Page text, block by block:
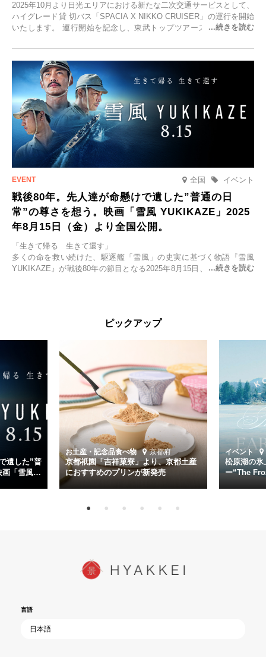
2025年10月より日光エリアにおける新たな二次交通サービスとして、
ハイグレード貸 切バス「SPACIA X NIKKO CRUISER」の運行を開始
いたします。 運行開始を記念し、東武トップツアーズ株式会社では
2025年9月12日(金)より発売いたします。
全国 イベント
戦後80年。先人達が命懸けで遺した”普通の日
常”の尊さを想う。映画「雪風 YUKIKAZE」2025
年8月15日（金）より全国公開。
「生きて帰る 生きて還す」
多くの命を救い続けた、駆逐艦「雪風」の史実に基づく物語『雪風
YUKIKAZE』が戦後80年の節目となる2025年8月15日、全国公開され
くの仲間の命を救い帰還させ、戦後まで生き抜き「幸運艦」と呼ばれ
主演は「雪風」の艦長・寺澤一利を演じる竹野内豊。先任伍長・早瀬
幸平を玉木宏が演じるほか、奥平大兼、田中麗奈、石丸幹二、益岡徹
など実力派俳優が共演。そして戦艦大和と運命を共にした帝国海軍・
第二艦隊司令長官、伊藤整一を中井貴一が圧倒的な存在感で演じ切
る。
時代が再び、分断と暴力に揺れる現代。本作は「同じ過ちを繰り返す
道を歩んではいないか」と、彼らが命をかけて守りたいと願っ
た”今”を生きる私達に問いかける。戦後80年、戦争の記憶が薄れゆく
今だからこそ、尊い平和の価値を未来に繋ぐ作品『雪風 YUKIKAZE』
を多くの方にご覧いただきたい。
ピックアップ
遺した”普
画「雪風
お土産・記念品食べ物 京都府
京都祇園「吉祥菓寮」より、京都土産
におすすめのプリンが新発売
イベント
松原湖の氷
ー“The
言語